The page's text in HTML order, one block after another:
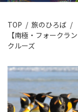
旅のひろば
イベント
新着情報
会社情報
TOP 旅のひろば
【南極・フォークラ
クルーズ